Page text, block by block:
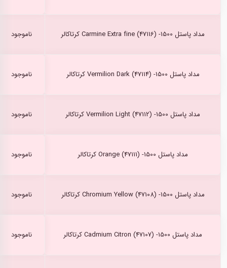
مداد پاستل Carmine Extra fine (47116) -1500 کرتاکالر ناموجود
مداد پاستل Vermilion Dark (47114) -1500 کرتاکالر ناموجود
مداد پاستل Vermilion Light (47112) -1500 کرتاکالر ناموجود
مداد پاستل Orange (47111) -1500 کرتاکالر ناموجود
مداد پاستل Chromium Yellow (47108) -1500 کرتاکالر ناموجود
مداد پاستل Cadmium Citron (47107) -1500 کرتاکالر ناموجود